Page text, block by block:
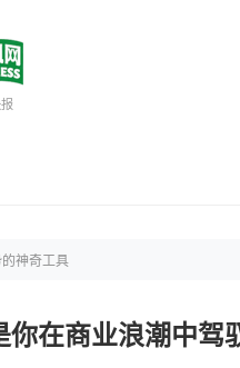
神奇工具
在商业浪潮中驾